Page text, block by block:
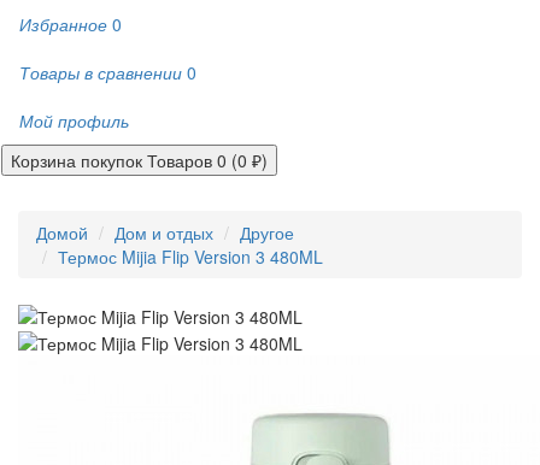
Избранное 0
Товары в сравнении 0
Мой профиль
Корзина покупок Товаров 0 (0 ₽)
Домой Дом и отдых
Другое
Термос Mijia Flip Version 3 480ML